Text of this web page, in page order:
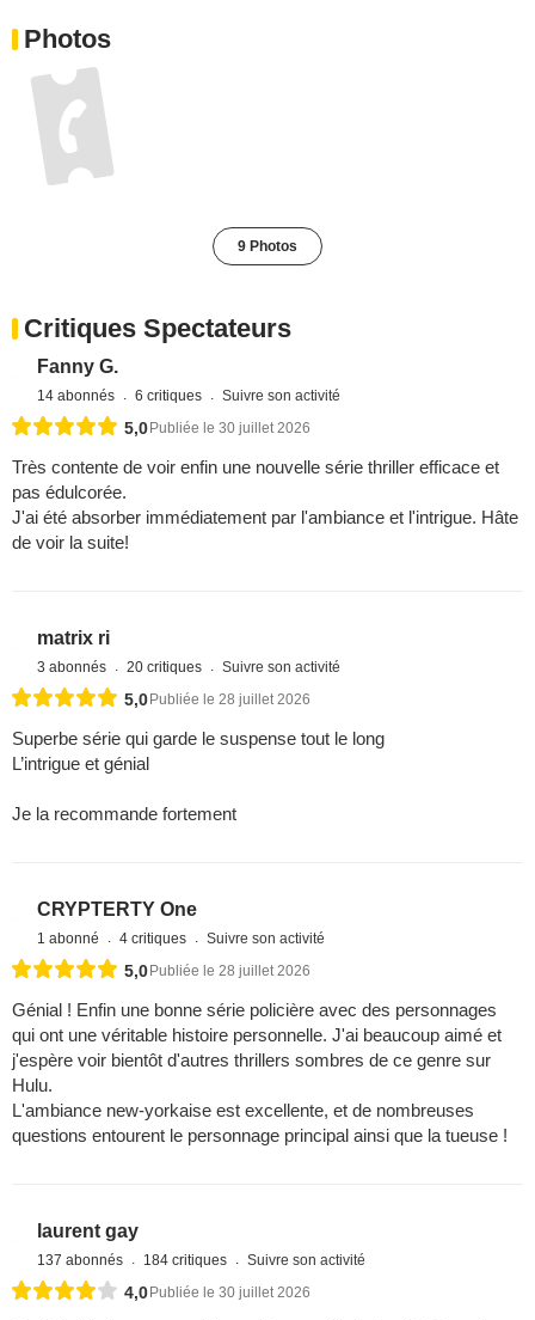
Photos
9 Photos
Critiques Spectateurs
Fanny G.
14 abonnés 6 critiques Suivre son activité
5,0 Publiée le 30 juillet 2026
Très contente de voir enfin une nouvelle série thriller efficace et
pas édulcorée.
J'ai été absorber immédiatement par l'ambiance et l'intrigue. Hâte
de voir la suite!
matrix ri
3 abonnés 20 critiques Suivre son activité
5,0 Publiée le 28 juillet 2026
Superbe série qui garde le suspense tout le long
L’intrigue et génial
Je la recommande fortement
CRYPTERTY One
1 abonné 4 critiques Suivre son activité
5,0 Publiée le 28 juillet 2026
Génial ! Enfin une bonne série policière avec des personnages
qui ont une véritable histoire personnelle. J'ai beaucoup aimé et
j'espère voir bientôt d'autres thrillers sombres de ce genre sur
Hulu.
L'ambiance new-yorkaise est excellente, et de nombreuses
questions entourent le personnage principal ainsi que la tueuse !
laurent gay
137 abonnés 184 critiques Suivre son activité
4,0 Publiée le 30 juillet 2026